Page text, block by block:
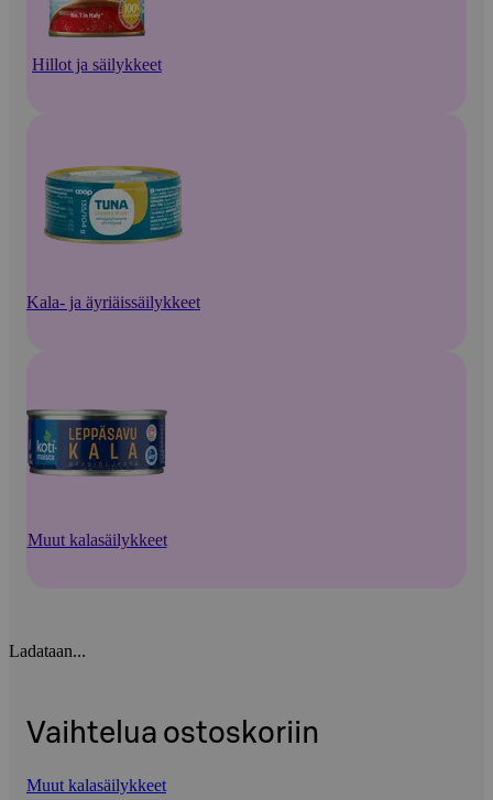
Hillot ja säilykkeet
Kala- ja äyriäissäilykkeet
Muut kalasäilykkeet
Ladataan...
Vaihtelua ostoskoriin
Muut kalasäilykkeet